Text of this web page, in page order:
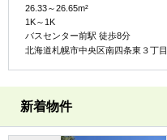
26.33～26.65m²
1K～1K
バスセンター前駅 徒歩8分
北海道札幌市中央区南四条東３丁目
新着物件